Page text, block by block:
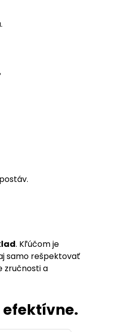
. Kľúčom je
samo rešpektovať
zručnosti a